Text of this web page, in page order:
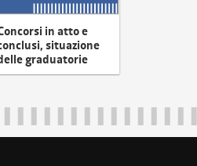
in atto e
situazione
graduatorie